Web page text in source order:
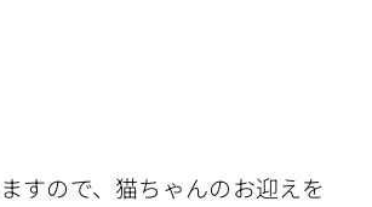
すので、猫ちゃんのお迎えを